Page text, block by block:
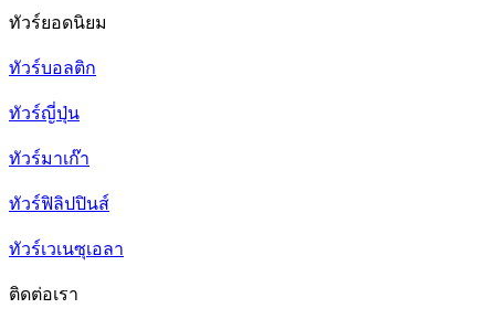
ทัวร์ยอดนิยม
ทัวร์บอลติก
ทัวร์ญี่ปุ่น
ทัวร์มาเก๊า
ทัวร์ฟิลิปปินส์
ทัวร์เวเนซุเอลา
ติดต่อเรา